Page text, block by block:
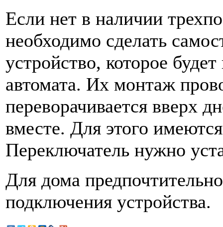
Если нет в наличии
необходимо сделать
устройство, которое
автомата. Их монтаж
переворачивается вверх
вместе. Для этого
Переключатель нужно
Для дома
подключения устройства.